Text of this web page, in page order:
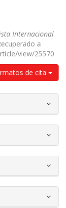
Internacional
a
view/25570
de cita